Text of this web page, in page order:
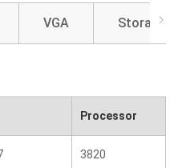
VGA Storage
Processor
3820